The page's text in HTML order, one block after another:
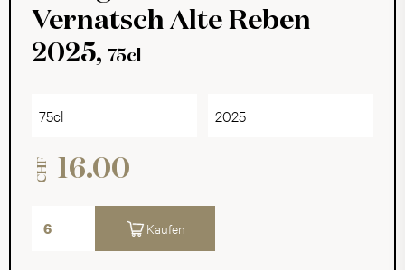
Vernatsch Alte Reben
2025, 75cl
75cl 2025
CHF 16.00
Kaufen